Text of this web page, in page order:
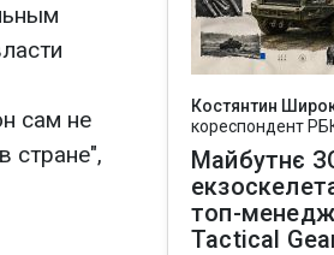
сам не
стране",
Костянтин
кореспондент
Майбутнє
топ-
Tactical